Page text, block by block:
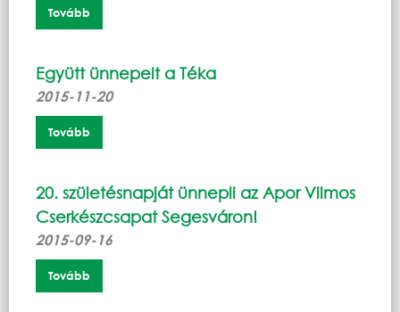
Tovább
Együtt ünnepelt a Téka
2015-11-20
Tovább
20. születésnapját ünnepli az Apor Vilmos
Cserkészcsapat Segesváron!
2015-09-16
Tovább